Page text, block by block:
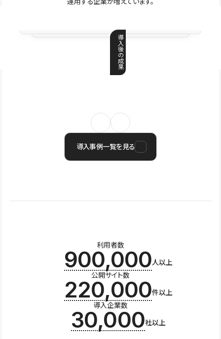
導
入
後
の
成
果
導入事例一覧を見る
利用者数
900,000人以上
公開サイト数
220,000件以上
導入企業数
30,000社以上